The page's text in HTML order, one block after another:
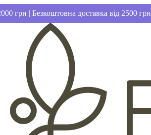
грн | Безкоштовна доставка від 2500 грн